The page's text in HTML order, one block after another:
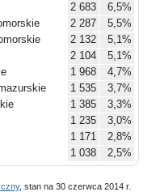
2 683
6,5%
2 287
5,5%
2 132
5,1%
2 104
5,1%
1 968
4,7%
1 535
3,7%
1 385
3,3%
1 235
3,0%
1 171
2,8%
1 038 2,5%
, stan na 30 czerwca 2014 r.